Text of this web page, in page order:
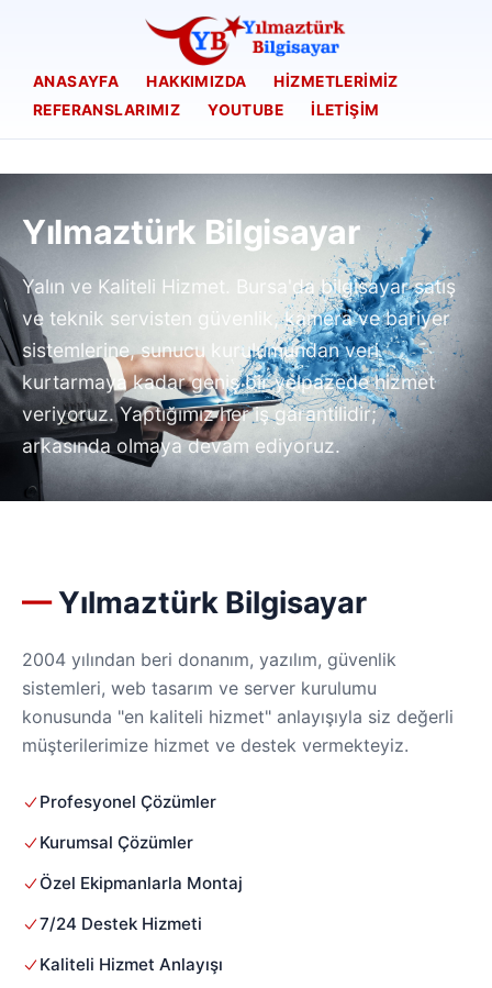
ANASAYFA HAKKIMIZDA
HIZMETLERIMIZ
REFERANSLARIMIZ
YOUTUBE İLETIŞIM
Yılmaztürk Bilgisayar
Yalın ve Kaliteli Hizmet. Bursa'da bilgisayar satış
ve teknik servisten güvenlik, kamera ve bariyer
sistemlerine, sunucu kurulumundan veri
kurtarmaya kadar geniş bir yelpazede hizmet
veriyoruz. Yaptığımız her iş garantilidir;
arkasında olmaya devam ediyoruz.
Yılmaztürk Bilgisayar
2004 yılından beri donanım, yazılım, güvenlik
sistemleri, web tasarım ve server kurulumu
konusunda "en kaliteli hizmet" anlayışıyla siz değerli
müşterilerimize hizmet ve destek vermekteyiz.
Profesyonel Çözümler
Kurumsal Çözümler
Özel Ekipmanlarla Montaj
7/24 Destek Hizmeti
Kaliteli Hizmet Anlayışı